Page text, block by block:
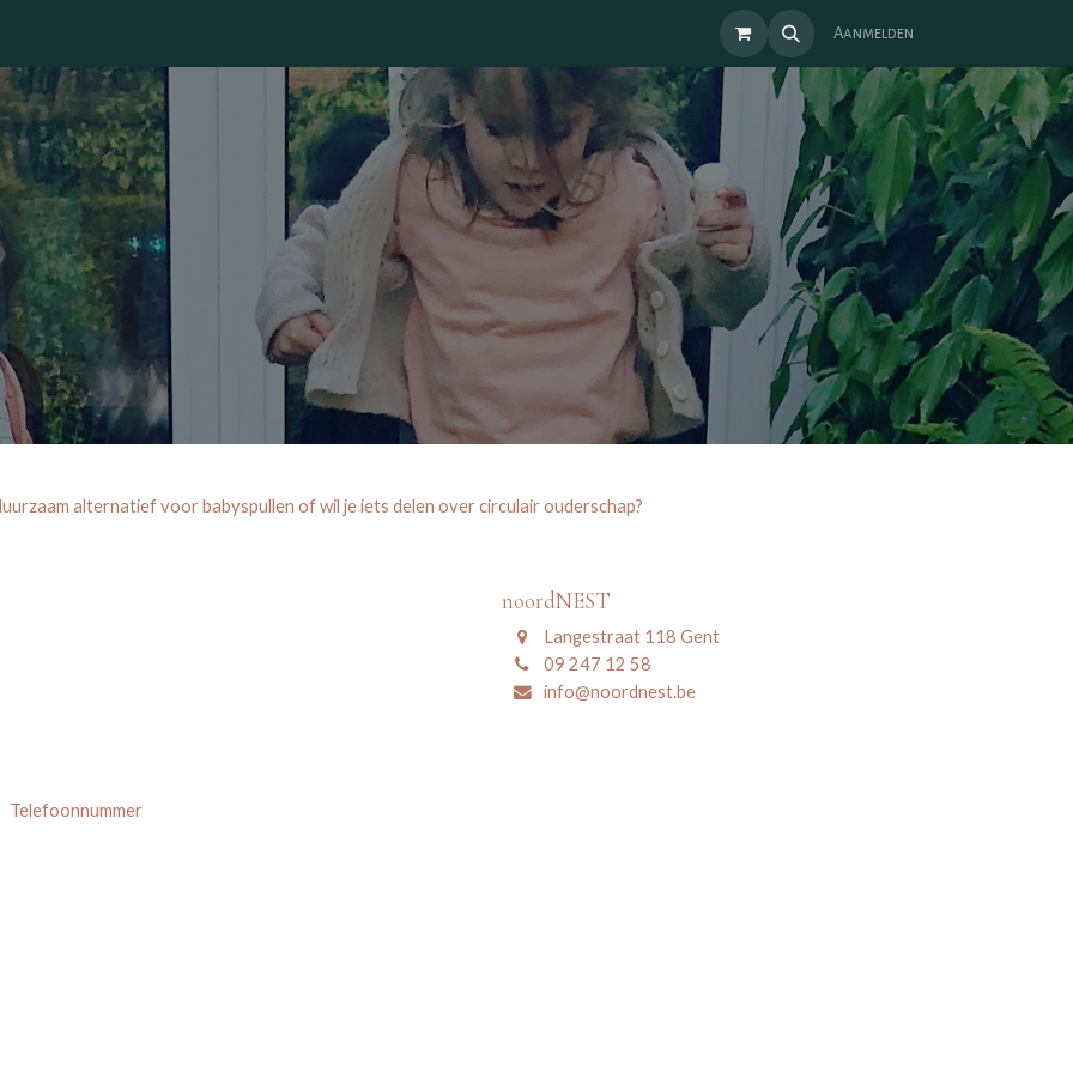
Aanmelden
alternatief voor babyspullen of wil je iets delen over circulair ouderschap?
noordNEST
Langestraat 118 Gent
09 247 12 58
info@noordnest.be
Telefoonnummer